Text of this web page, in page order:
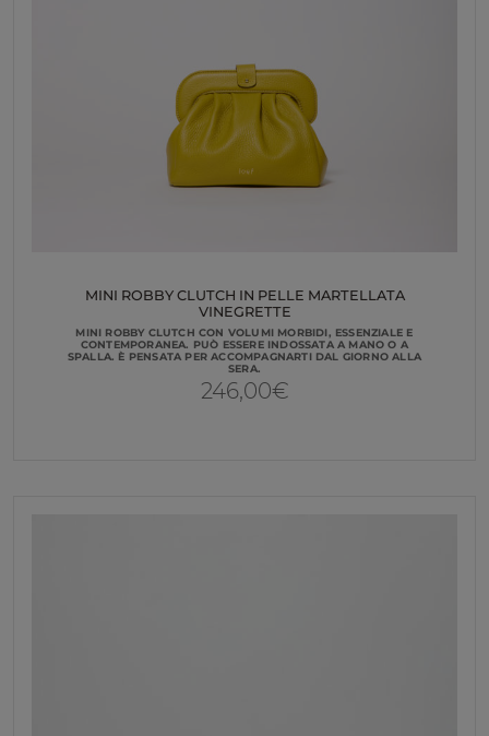
MINI ROBBY CLUTCH IN PELLE MARTELLATA
VINEGRETTE
MINI ROBBY CLUTCH CON VOLUMI MORBIDI, ESSENZIALE E
CONTEMPORANEA. PUÒ ESSERE INDOSSATA A MANO O A
SPALLA. È PENSATA PER ACCOMPAGNARTI DAL GIORNO ALLA
SERA.
246,00€